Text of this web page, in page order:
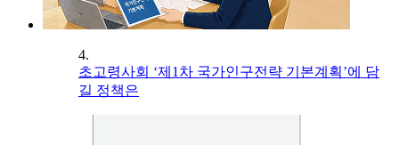
4.
초고령사회 ‘제1차 국가인구전략 기본계획’에 담
길 정책은